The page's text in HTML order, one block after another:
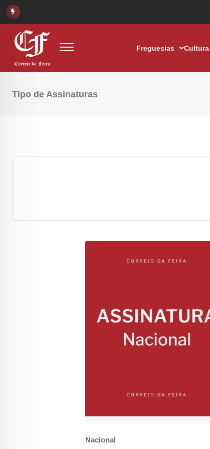
Freguesias Cultura
Tipo de Assinaturas
Nacional